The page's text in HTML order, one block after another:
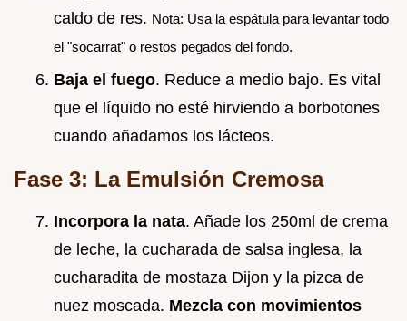
caldo de res. Nota: Usa la espátula para levantar todo
el "socarrat" o restos pegados del fondo.
Baja el fuego. Reduce a medio bajo. Es vital
que el líquido no esté hirviendo a borbotones
cuando añadamos los lácteos.
Fase 3: La Emulsión Cremosa
Incorpora la nata. Añade los 250ml de crema
de leche, la cucharada de salsa inglesa, la
cucharadita de mostaza Dijon y la pizca de
nuez moscada. Mezcla con movimientos